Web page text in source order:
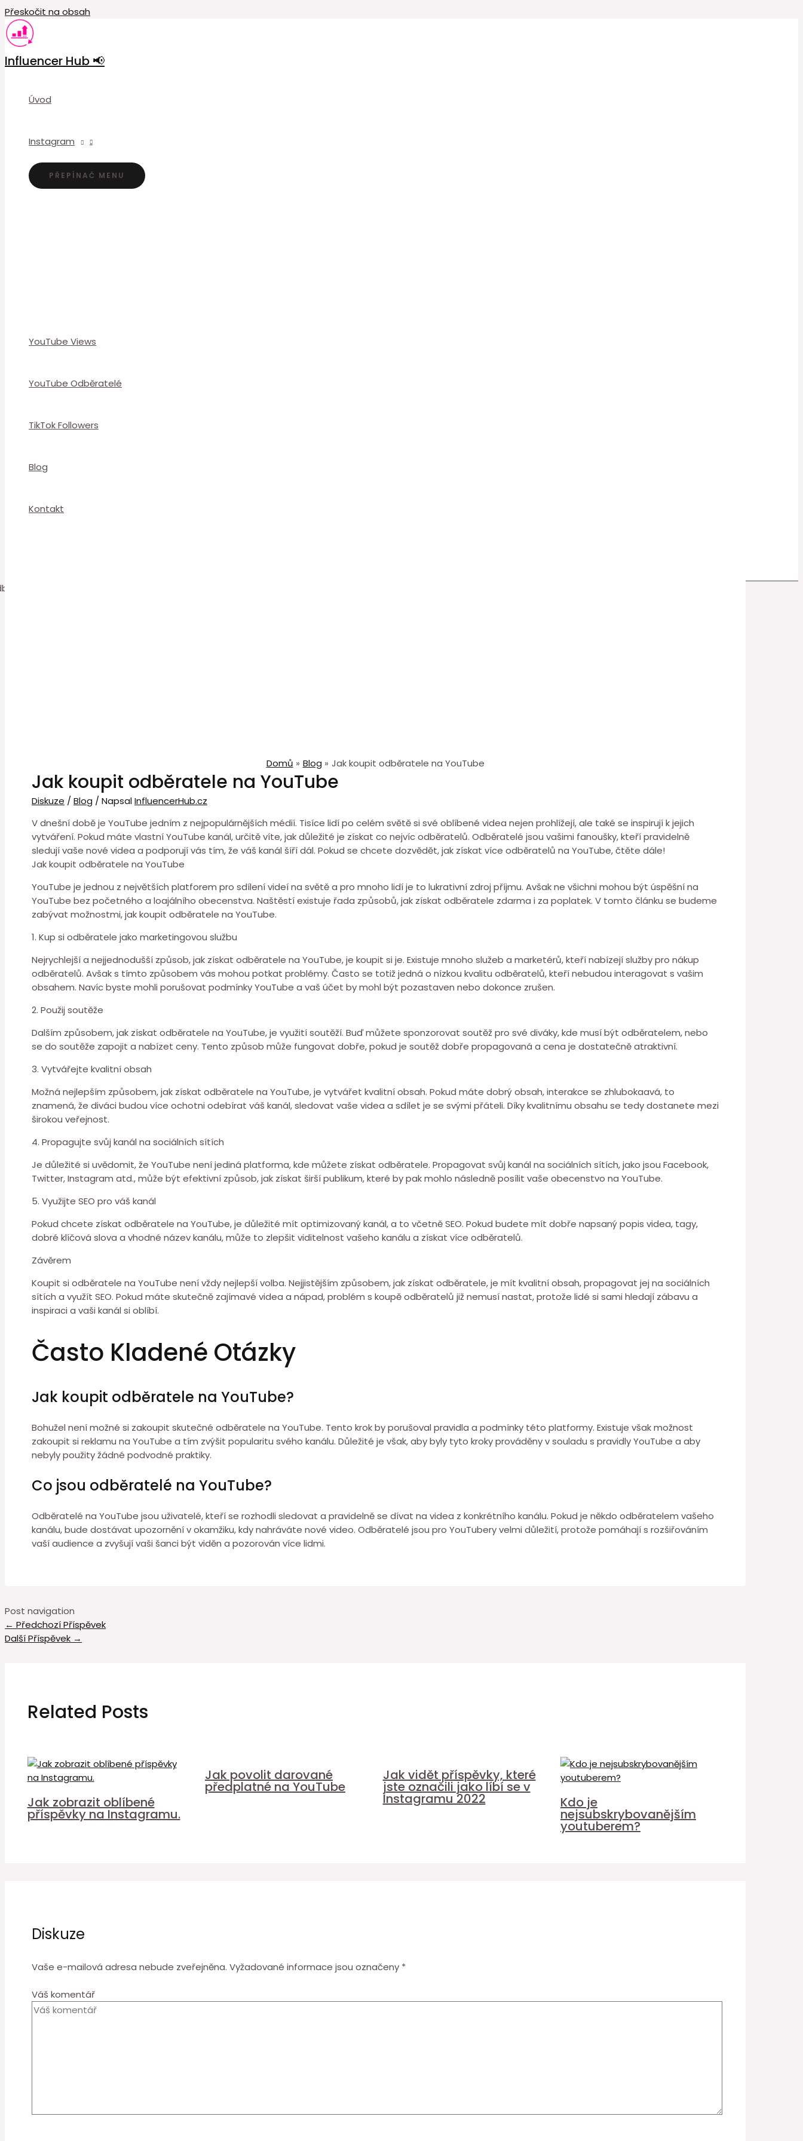
Přeskočit na obsah
Influencer Hub 📢
Úvod
Instagram
PŘEPÍNAČ MENU
YouTube Views
YouTube Odběratelé
TikTok Followers
Blog
Kontakt
Domů Blog Jak koupit odběratele na YouTube
Jak koupit odběratele na YouTube
Diskuze / Blog / NapsalInfluencerHub.cz
V dnešní době je YouTube jedním z nejpopulárnějších médií. Tisíce lidí po celém světě si své oblíbené videa nejen prohlížejí, ale také se inspirují k jejich
vytváření. Pokud máte vlastní YouTube kanál, určitě víte, jak důležité je získat co nejvíc odběratelů. Odběratelé jsou vašimi fanoušky, kteří pravidelně
sledují vaše nové videa a podporují vás tím, že váš kanál šíří dál. Pokud se chcete dozvědět, jak získat více odběratelů na YouTube, čtěte dále!
Jak koupit odběratele na YouTube
YouTube je jednou z největších platforem pro sdílení videí na světě a pro mnoho lidí je to lukrativní zdroj příjmu. Avšak ne všichni mohou být úspěšní na
YouTube bez početného a loajálního obecenstva. Naštěstí existuje řada způsobů, jak získat odběratele zdarma i za poplatek. V tomto článku se budeme
zabývat možnostmi, jak koupit odběratele na YouTube.
1. Kup si odběratele jako marketingovou službu
Nejrychlejší a nejjednodušší způsob, jak získat odběratele na YouTube, je koupit si je. Existuje mnoho služeb a marketérů, kteří nabízejí služby pro nákup
odběratelů. Avšak s tímto způsobem vás mohou potkat problémy. Často se totiž jedná o nízkou kvalitu odběratelů, kteří nebudou interagovat s vašim
obsahem. Navíc byste mohli porušovat podmínky YouTube a vaš účet by mohl být pozastaven nebo dokonce zrušen.
2. Použij soutěže
Dalším způsobem, jak získat odběratele na YouTube, je využití soutěží. Buď můžete sponzorovat soutěž pro své diváky, kde musí být odběratelem, nebo
se do soutěže zapojit a nabízet ceny. Tento způsob může fungovat dobře, pokud je soutěž dobře propagovaná a cena je dostatečně atraktivní.
3. Vytvářejte kvalitní obsah
Možná nejlepším způsobem, jak získat odběratele na YouTube, je vytvářet kvalitní obsah. Pokud máte dobrý obsah, interakce se zhlubokaavá, to
znamená, že diváci budou více ochotni odebírat váš kanál, sledovat vaše videa a sdílet je se svými přáteli. Díky kvalitnímu obsahu se tedy dostanete mezi
širokou veřejnost.
4. Propagujte svůj kanál na sociálních sítích
Je důležité si uvědomit, že YouTube není jediná platforma, kde můžete získat odběratele. Propagovat svůj kanál na sociálních sítích, jako jsou Facebook,
Twitter, Instagram atd., může být efektivní způsob, jak získat širší publikum, které by pak mohlo následně posílit vaše obecenstvo na YouTube.
5. Využijte SEO pro váš kanál
Pokud chcete získat odběratele na YouTube, je důležité mít optimizovaný kanál, a to včetně SEO. Pokud budete mít dobře napsaný popis videa, tagy,
dobré klíčová slova a vhodné název kanálu, může to zlepšit viditelnost vašeho kanálu a získat více odběratelů.
Závěrem
Koupit si odběratele na YouTube není vždy nejlepší volba. Nejjistějším způsobem, jak získat odběratele, je mít kvalitní obsah, propagovat jej na sociálních
sítích a využít SEO. Pokud máte skutečně zajímavé videa a nápad, problém s koupě odběratelů již nemusí nastat, protože lidé si sami hledají zábavu a
inspiraci a vaši kanál si oblíbí.
Často Kladené Otázky
Jak koupit odběratele na YouTube?
Bohužel není možné si zakoupit skutečné odběratele na YouTube. Tento krok by porušoval pravidla a podmínky této platformy. Existuje však možnost
zakoupit si reklamu na YouTube a tím zvýšit popularitu svého kanálu. Důležité je však, aby byly tyto kroky prováděny v souladu s pravidly YouTube a aby
nebyly použity žádné podvodné praktiky.
Co jsou odběratelé na YouTube?
Odběratelé na YouTube jsou uživatelé, kteří se rozhodli sledovat a pravidelně se dívat na videa z konkrétního kanálu. Pokud je někdo odběratelem vašeho
kanálu, bude dostávat upozornění v okamžiku, kdy nahráváte nové video. Odběratelé jsou pro YouTubery velmi důležití, protože pomáhají s rozšiřováním
vaší audience a zvyšují vaši šanci být viděn a pozorován více lidmi.
Post navigation
← Předchozí Příspěvek
Další Příspěvek →
Related Posts
Jak zobrazit oblíbené
příspěvky na Instagramu.
Jak povolit darované
předplatné na YouTube
Jak vidět příspěvky, které
jste označili jako líbí se v
Instagramu 2022 Kdo je
nejsubskrybovanějším
youtuberem?
Diskuze
Vaše e-mailová adresa nebude zveřejněna. Vyžadované informace jsou označeny *
Váš komentář